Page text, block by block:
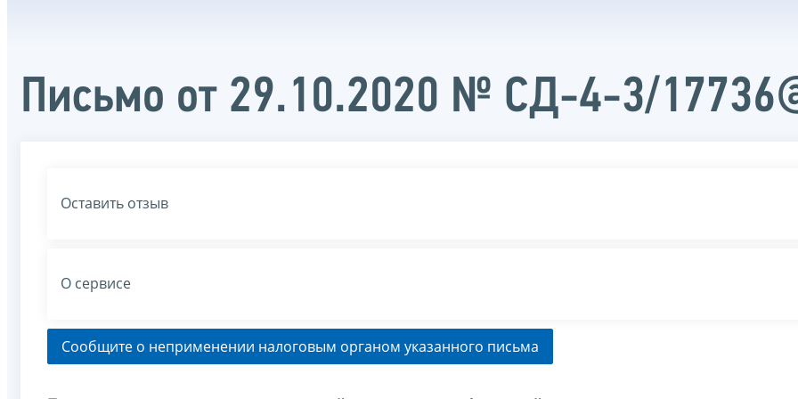
Письмо от 29.10.2020 № СД-4-3/
Оставить отзыв
О сервисе
Сообщите о неприменении налоговым органом указанного письма